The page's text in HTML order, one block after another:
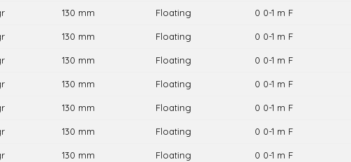
130 mm Floating 0 0-1 m F
130 mm Floating 0 0-1 m F
130 mm Floating 0 0-1 m F
130 mm Floating 0 0-1 m F
130 mm Floating 0 0-1 m F
130 mm Floating 0 0-1 m F
130 mm Floating 0 0-1 m F